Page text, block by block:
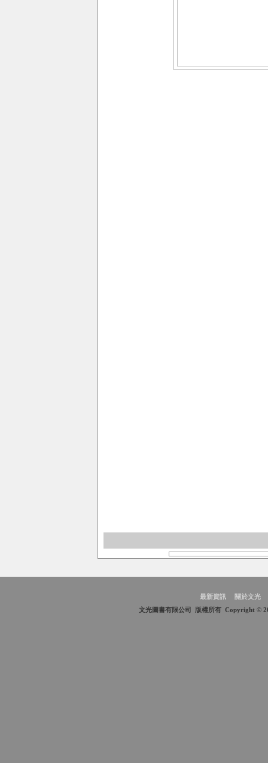
最新資訊
關於文光
文光圖書有限公司 版權所有 Copyright ©